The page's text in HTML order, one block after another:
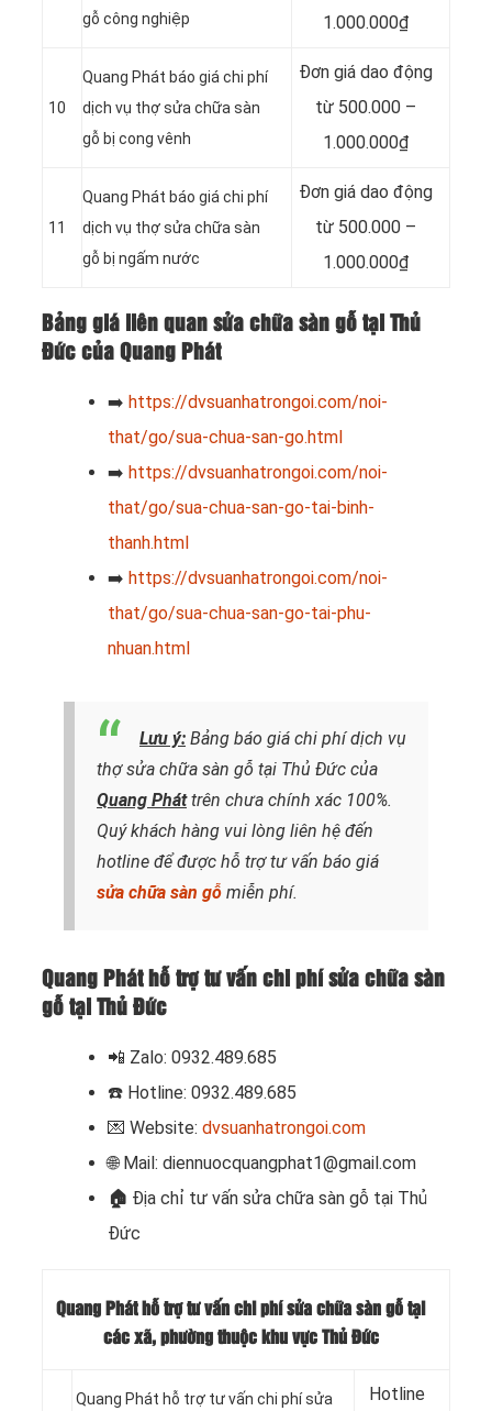
gỗ công nghiệp
1.000.000₫
10
Quang Phát báo giá chi phí
dịch vụ thợ sửa chữa sàn
gỗ bị cong vênh
Đơn giá dao động
từ 500.000 –
1.000.000₫
11
Quang Phát báo giá chi phí
dịch vụ thợ sửa chữa sàn
gỗ bị ngấm nước
Đơn giá dao động
từ 500.000 –
1.000.000₫
Bảng giá liên quan sửa chữa sàn gỗ tại Thủ
Đức của Quang Phát
➡️ https://dvsuanhatrongoi.com/noi-
that/go/sua-chua-san-go.html
➡️ https://dvsuanhatrongoi.com/noi-
that/go/sua-chua-san-go-tai-binh-
thanh.html
➡️ https://dvsuanhatrongoi.com/noi-
that/go/sua-chua-san-go-tai-phu-
nhuan.html
Lưu ý: Bảng báo giá chi phí dịch vụ
thợ sửa chữa sàn gỗ tại Thủ Đức của
Quang Pháttrên chưa chính xác 100%.
Quý khách hàng vui lòng liên hệ đến
hotline để được hỗ trợ tư vấn báo giá
sửa chữa sàn gỗ miễn phí.
Quang Phát hỗ trợ tư vấn chi phí sửa chữa sàn
gỗ tại Thủ Đức
📲 Zalo: 0932.489.685
☎️ Hotline: 0932.489.685
💌 Website: dvsuanhatrongoi.com
🌐 Mail: diennuocquangphat1@gmail.com
🏠 Địa chỉ tư vấn sửa chữa sàn gỗ tại Thủ
Đức
Quang Phát hỗ trợ tư vấn chi phí sửa chữa sàn gỗ tại
các xã, phường thuộc khu vực Thủ Đức
Quang Phát hỗ trợ tư vấn chi phí sửa Hotline